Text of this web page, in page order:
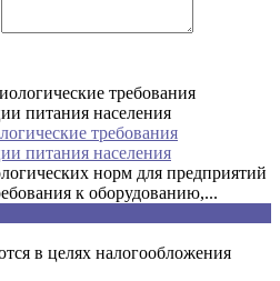
требования
питания населения
норм для предприятий
к оборудованию,...